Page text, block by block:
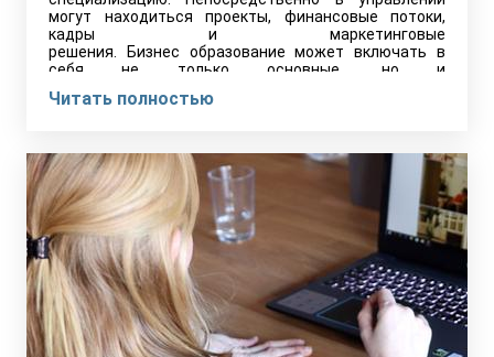
могут находиться проекты, финансовые потоки,
кадры и маркетинговые
решения. Бизнес образование может включать в
себя не только основные, но и
само управление или менеджмент – глобальная
компании. Программа «управление проектами»
предполагает обучение и подготовку кадров
высшего управленческого звена. В каждой
отраслевой нише есть проект, которые
предполагает ведение от и до завершения плана.
Это относится к проектам по поддержке бизнеса,
финансовому регулированию или другим
отраслевым специализациям.
Читать полностью